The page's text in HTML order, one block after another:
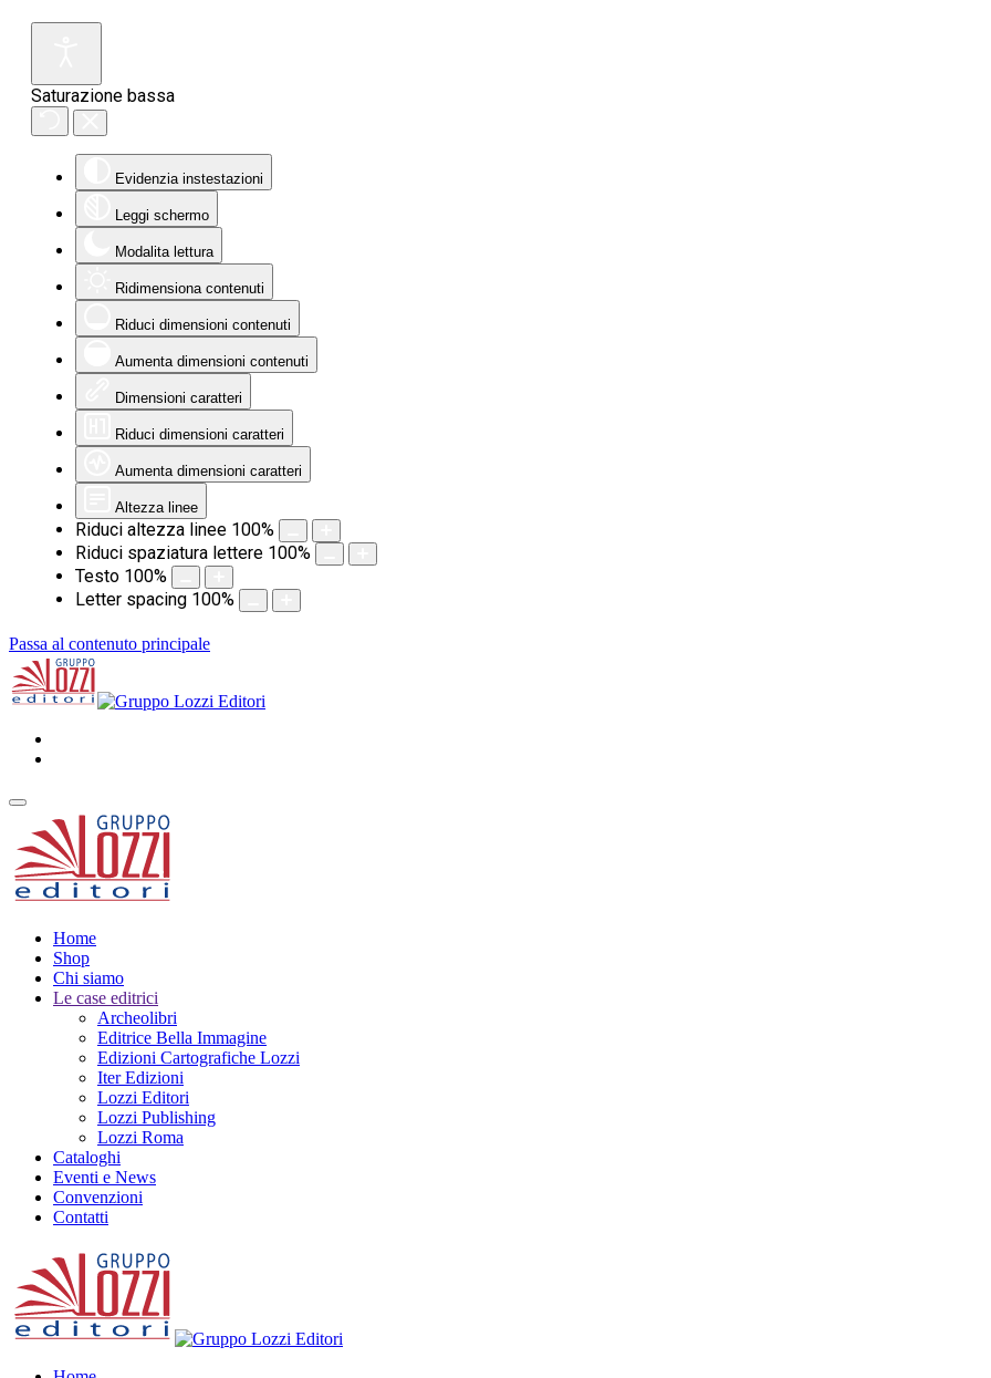
Saturazione bassa
Evidenzia instestazioni
Leggi schermo
Modalita lettura
Ridimensiona contenuti
Riduci dimensioni contenuti
Aumenta dimensioni contenuti
Dimensioni caratteri
Riduci dimensioni caratteri
Aumenta dimensioni caratteri
Altezza linee
Riduci altezza linee 100%
Riduci spaziatura lettere 100%
Testo 100%
Letter spacing 100%
Passa al contenuto principale
Home
Shop
Chi siamo
Le case editrici
Archeolibri
Editrice Bella Immagine
Edizioni Cartografiche Lozzi
Iter Edizioni
Lozzi Editori
Lozzi Publishing
Lozzi Roma
Cataloghi
Eventi e News
Convenzioni
Contatti